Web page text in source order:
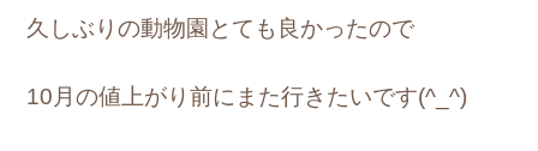
久しぶりの動物園とても良かったので
10月の値上がり前にまた行きたいです(^_^)